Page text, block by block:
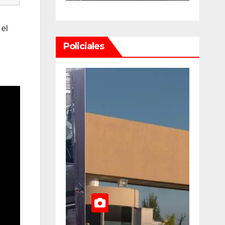
el proyecto
que tuvo
media
sanción en la
Cámara alta
Policiales